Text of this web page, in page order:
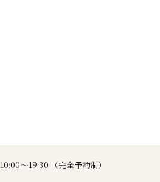
10:00〜19:30 （完全予約制）